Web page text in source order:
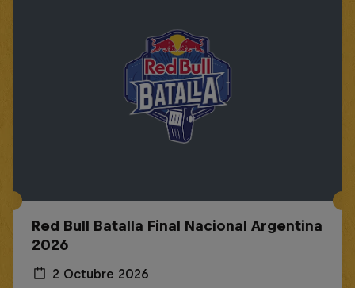
Red Bull Batalla Final Nacional Argentina
2026
2 Octubre 2026